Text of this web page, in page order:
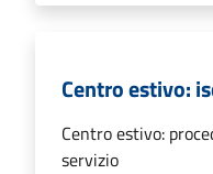
Centro estivo:
Centro estivo:
servizio